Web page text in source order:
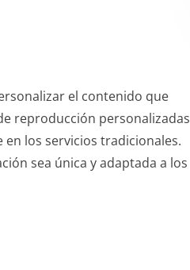
el contenido que
reproducción personalizadas
los servicios tradicionales.
sea única y adaptada a los